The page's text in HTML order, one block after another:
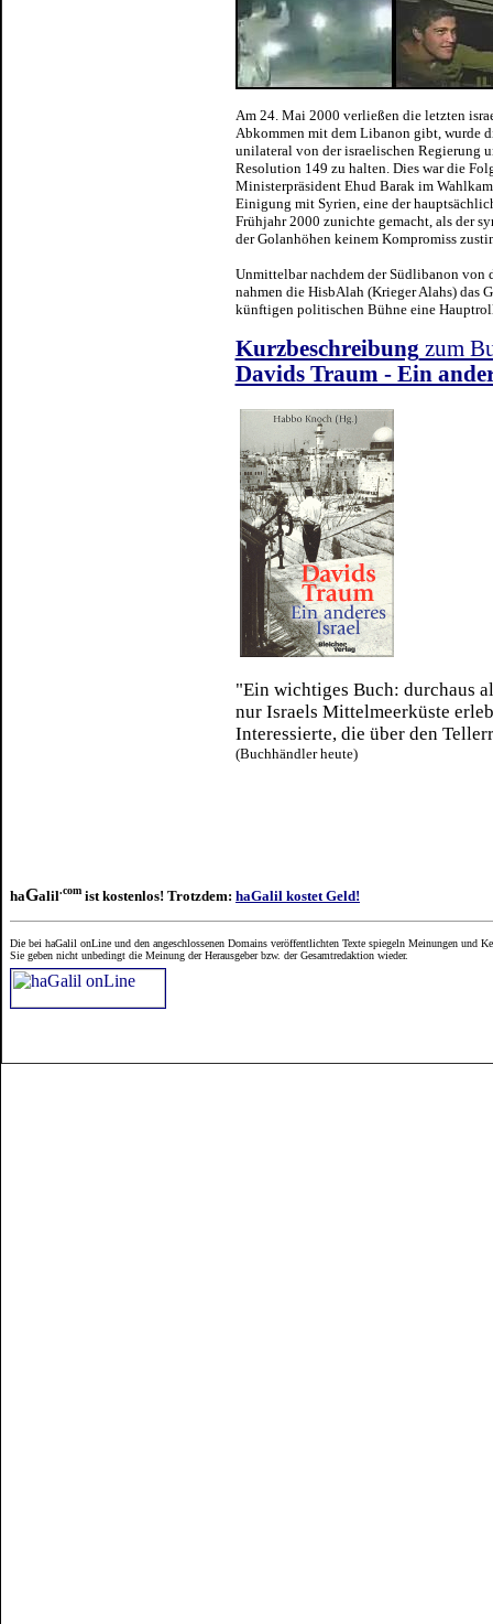
Am 24. Mai 2000 verließen die letzten
Abkommen mit dem Libanon gibt, wurde
unilateral von der israelischen Regierung
Resolution 149 zu halten. Dies war die
Ministerpräsident Ehud Barak im
Einigung mit Syrien, eine der
Frühjahr 2000 zunichte gemacht, als der
der Golanhöhen keinem Kompromiss
Unmittelbar nachdem der Südlibanon von
nahmen die HisbAlah (Krieger Alahs) das
künftigen politischen Bühne eine
Kurzbeschreibung zum
Davids Traum - Ein
"Ein wichtiges Buch: durchaus
nur Israels Mittelmeerküste
Interessierte, die über den
(Buchhändler heute)
haGalil.com ist kostenlos! Trotzdem: haGalil kostet Geld!
Die bei haGalil onLine und den angeschlossenen Domains veröffentlichten Texte spiegeln Meinungen und
Sie geben nicht unbedingt die Meinung der Herausgeber bzw. der Gesamtredaktion wieder.